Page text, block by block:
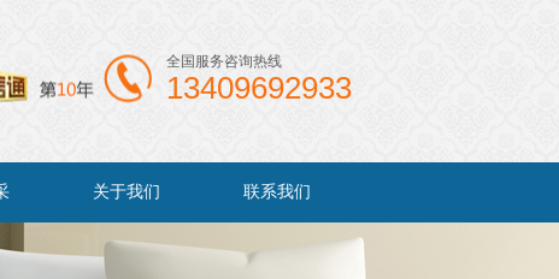
全国服务咨询热线
13409692933
关于我们 联系我们